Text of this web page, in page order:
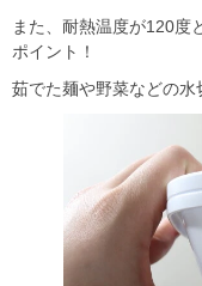
また、耐熱温度が120度
ポイント！
茹でた麺や野菜などの水